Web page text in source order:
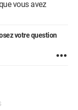
vous avez
votre question